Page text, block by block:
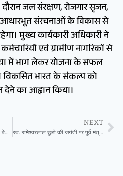
जल संरक्षण, रोजगार सृजन,
आधारभूत संरचनाओं के विकास से
मुख्य कार्यकारी अधिकारी ने
एवं ग्रामीण नागरिकों से
में भाग लेकर योजना के सफल
विकसित भारत के संकल्प को
का आह्वान किया।
लाडो प्रोत्साहन योजना से साकार होगा बेटी के उज्ज्वल भविष्य का संकल्प
NEXT
स्व. रामेश्वरलाल डूडी की जयंती पर पूर्व मंत्री बी.डी. कल्ला सहित कांग्रेस नेताओं ने दी भावभीनी श्रद्धांजलि